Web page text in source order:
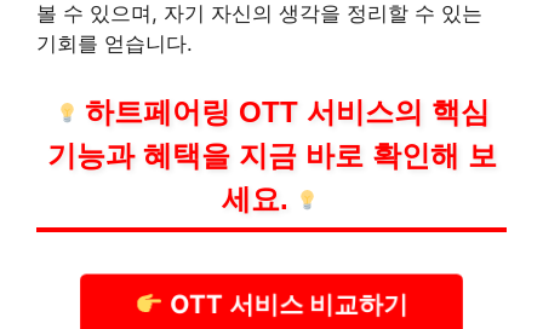
볼 수 있으며, 자기 자신의 생각을 정리할 수 있는
기회를 얻습니다.
하트페어링 OTT 서비스의 핵심
기능과 혜택을 지금 바로 확인해 보
세요.
OTT 서비스 비교하기